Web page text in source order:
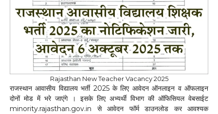
Rajasthan New Teacher Vacancy 2025
राजस्थान आवासीय विद्यालय भर्ती 2025 के लिए आवेदन ऑनलाइन व ऑफलाइन
दोनों मोड में भरे जाएंगे । इसके लिए अभ्यर्थी विभाग की ऑफिसियल वेबसाईट
minority.rajasthan.gov.in से आवेदन फॉर्म डाउनलोड कर आवश्यक